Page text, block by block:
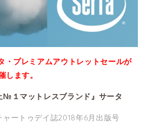
・プレミアムアウトレットセールが
します。
№１マットレスブランド』サータ
ートゥデイ誌2018年6月出版号